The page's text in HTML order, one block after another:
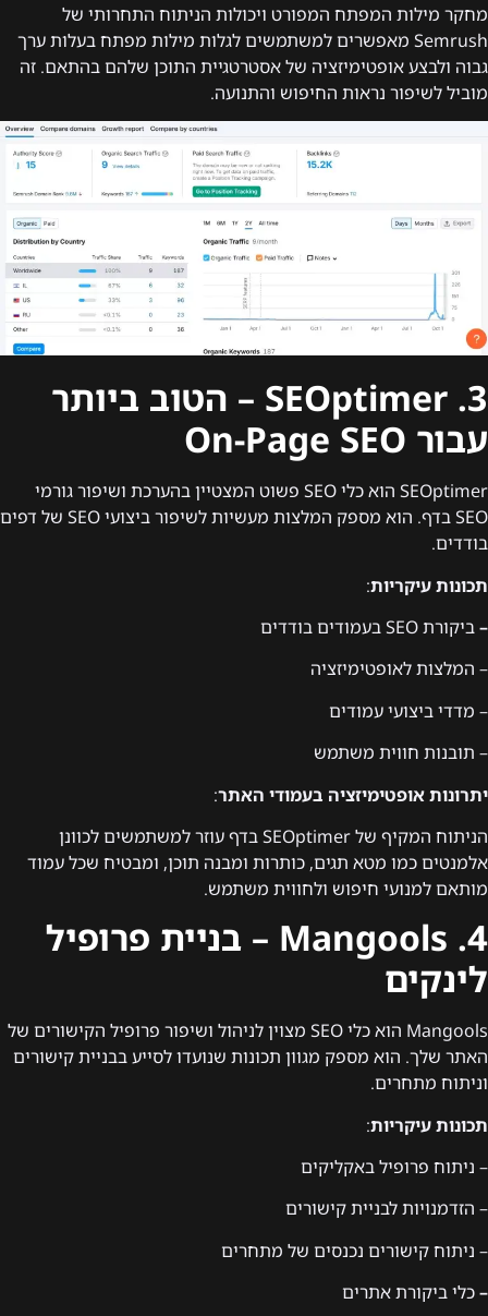
מחקר מילות המפתח המפורט ויכולות הניתוח התחרותי של
Semrush מאפשרים למשתמשים לגלות מילות מפתח בעלות ערך
גבוה ולבצע אופטימיזציה של אסטרטגיית התוכן שלהם בהתאם. זה
מוביל לשיפור נראות החיפוש והתנועה.
3. SEOptimer – הטוב ביותר
עבור On-Page SEO
SEOptimer הוא כלי SEO פשוט המצטיין בהערכת ושיפור גורמי
SEO בדף. הוא מספק המלצות מעשיות לשיפור ביצועי SEO של דפים
בודדים.
תכונות עיקריות:
–ביקורת SEO בעמודים בודדים
– המלצות לאופטימיזציה
– מדדי ביצועי עמודים
– תובנות חווית משתמש
יתרונות אופטימיזציה בעמודי האתר:
הניתוח המקיף של SEOptimer בדף עוזר למשתמשים לכוונן
אלמנטים כמו מטא תגים, כותרות ומבנה תוכן, ומבטיח שכל עמוד
מותאם למנועי חיפוש ולחווית משתמש.
4. Mangools – בניית פרופיל
לינקים
Mangools הוא כלי SEO מצוין לניהול ושיפור פרופיל הקישורים של
האתר שלך. הוא מספק מגוון תכונות שנועדו לסייע בבניית קישורים
וניתוח מתחרים.
תכונות עיקריות:
– ניתוח פרופיל באקליקים
– הזדמנויות לבניית קישורים
– ניתוח קישורים נכנסים של מתחרים
–כלי ביקורת אתרים